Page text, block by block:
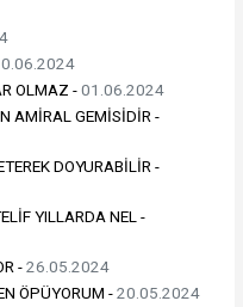
OLMAZ -01.06.2024
AMİRAL GEMİSİDİR -
DOYURABİLİR -
YILLARDA NEL -
-26.05.2024
ÖPÜYORUM -20.05.2024